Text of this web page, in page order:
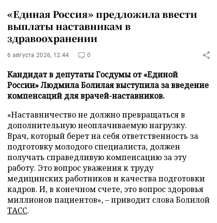
«Единая Россия» предложила ввести
выплаты наставникам в
здравоохранении
6 августа 2026, 12:44 0
Кандидат в депутаты Госдумы от «Единой
России» Людмила Болилая выступила за введение
компенсаций для врачей-наставников.
«Наставничество не должно превращаться в
дополнительную неоплачиваемую нагрузку.
Врач, который берет на себя ответственность за
подготовку молодого специалиста, должен
получать справедливую компенсацию за эту
работу. Это вопрос уважения к труду
медицинских работников и качества подготовки
кадров. И, в конечном счете, это вопрос здоровья
миллионов пациентов», – приводит слова Болилой
ТАСС.